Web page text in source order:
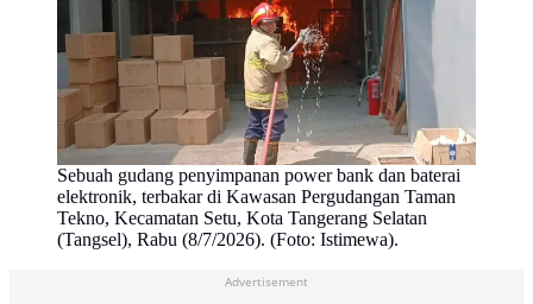
Sebuah gudang penyimpanan power bank dan baterai
elektronik, terbakar di Kawasan Pergudangan Taman
Tekno, Kecamatan Setu, Kota Tangerang Selatan
(Tangsel), Rabu (8/7/2026). (Foto: Istimewa).
Advertisement